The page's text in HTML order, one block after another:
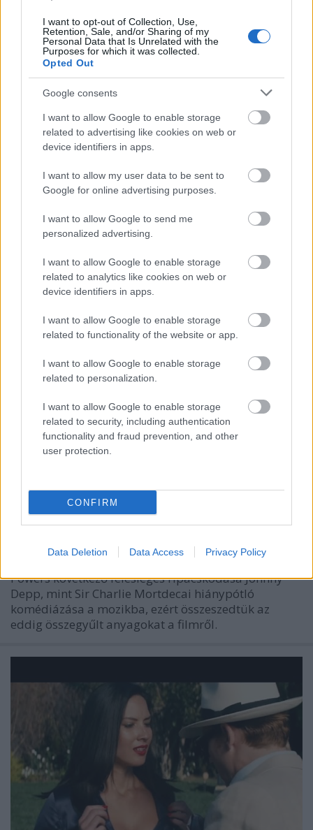
I want to opt-out of Collection, Use,
Retention, Sale, and/or Sharing of my
Personal Data that Is Unrelated with the
Purposes for which it was collected.
Opted Out
Google consents
I want to allow Google to enable storage
related to advertising like cookies on web or
device identifiers in apps.
I want to allow my user data to be sent to
Google for online advertising purposes.
I want to allow Google to send me
personalized advertising.
I want to allow Google to enable storage
related to analytics like cookies on web or
device identifiers in apps.
I want to allow Google to enable storage
related to functionality of the website or app.
I want to allow Google to enable storage
related to personalization.
I want to allow Google to enable storage
related to security, including authentication
functionality and fraud prevention, and other
user protection.
CONFIRM
Data Deletion Data Access Privacy Policy
magyar trailer + poszter: mortdecai
(2015)
Gőbölös Ákos• 2015. január 19.
Január 22-én kerül mozikba a ficsúr műkereskedő
Lord Charles Mortdecai (Johnny Depp) története,
aki mindig elegáns, jól fésült és természetesen talpig
úriember. Hősünk egy különleges felkérést kap,
melyet természetesen a királynő és a haza
érdekében mindenképp el kell…
trailer + poszter: mortdecai (2015)
Richter Géza•2015. január 13.
Rövidesen megérkezik Mike Myers, mint Sir Austin
Powers következő felesleges ripacskodása Johnny
Depp, mint Sir Charlie Mortdecai hiánypótló
komédiázása a mozikba, ezért összeszedtük az
eddig összegyűlt anyagokat a filmről.